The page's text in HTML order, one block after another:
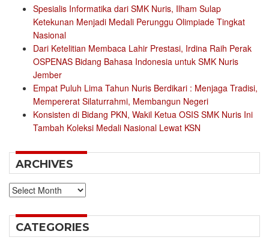
Spesialis Informatika dari SMK Nuris, Ilham Sulap
Ketekunan Menjadi Medali Perunggu Olimpiade Tingkat
Nasional
Dari Ketelitian Membaca Lahir Prestasi, Irdina Raih Perak
OSPENAS Bidang Bahasa Indonesia untuk SMK Nuris
Jember
Empat Puluh Lima Tahun Nuris Berdikari : Menjaga Tradisi,
Mempererat Silaturrahmi, Membangun Negeri
Konsisten di Bidang PKN, Wakil Ketua OSIS SMK Nuris Ini
Tambah Koleksi Medali Nasional Lewat KSN
ARCHIVES
Archives
CATEGORIES